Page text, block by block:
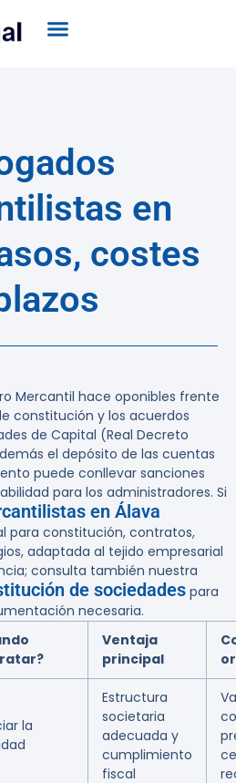
en
costes
Mercantil hace oponibles frente
constitución y los acuerdos
de Capital (Real Decreto
el depósito de las cuentas
puede conllevar sanciones
para los administradores. Si
en Álava
para constitución, contratos,
adaptada al tejido empresarial
consulta también nuestra
de sociedades para
necesaria.
Ventaja
principal
la
Estructura
societaria
adecuada y
cumplimiento
fiscal